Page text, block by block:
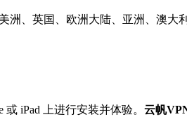
、英国、欧洲大陆、亚洲、澳大
iPad 上进行安装并体验。 云帆